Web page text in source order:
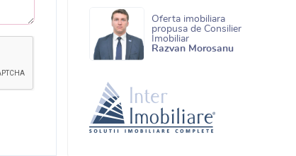
Oferta imobiliara
propusa de Consilier
Imobiliar
Razvan Morosanu